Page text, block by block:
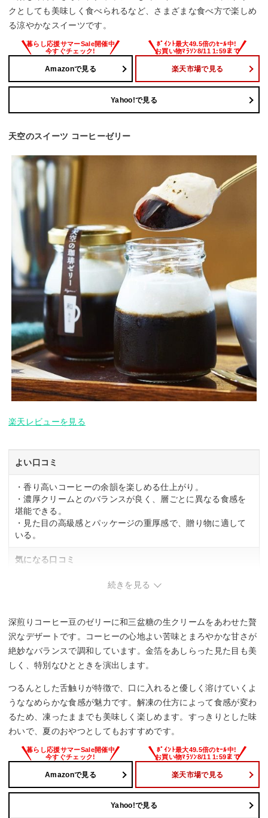
クとしても美味しく食べられるなど、さまざまな食べ方で楽しめ
る涼やかなスイーツです。
Amazonで見る 楽天市場で見る
Yahoo!で見る
天空のスイーツ コーヒーゼリー
楽天レビューを見る
よい口コミ
・香り高いコーヒーの余韻を楽しめる仕上がり。
・濃厚クリームとのバランスが良く、層ごとに異なる食感を
堪能できる。
・見た目の高級感とパッケージの重厚感で、贈り物に適して
いる。
気になる口コミ
・クリームの甘さが強めという声もあり。
続きを見る
深煎りコーヒー豆のゼリーに和三盆糖の生クリームをあわせた贅
沢なデザートです。コーヒーの心地よい苦味とまろやかな甘さが
絶妙なバランスで調和しています。金箔をあしらった見た目も美
しく、特別なひとときを演出します。
つるんとした舌触りが特徴で、口に入れると優しく溶けていくよ
うななめらかな食感が魅力です。解凍の仕方によって食感が変わ
るため、凍ったままでも美味しく楽しめます。すっきりとした味
わいで、夏のおやつとしてもおすすめです。
Amazonで見る 楽天市場で見る
Yahoo!で見る